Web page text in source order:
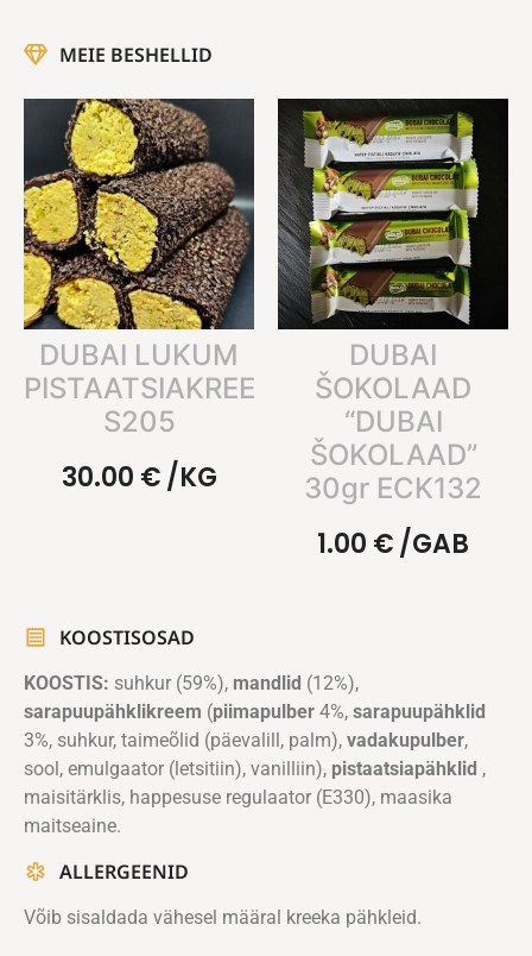
MEIE BESHELLID
DUBAI LUKUM
PISTAATSIAKREEMIGA
S205
30.00 €/KG
DUBAI
ŠOKOLAAD
“DUBAI
ŠOKOLAAD”
30gr ECK132
1.00 €/GAB
KOOSTISOSAD
KOOSTIS: suhkur (59%), mandlid (12%),
sarapuupähklikreem (piimapulber 4%, sarapuupähklid
3%, suhkur, taimeõlid (päevalill, palm), vadakupulber,
sool, emulgaator (letsitiin), vanilliin), pistaatsiapähklid ,
maisitärklis, happesuse regulaator (E330), maasika
maitseaine.
ALLERGEENID
Võib sisaldada vähesel määral kreeka pähkleid.